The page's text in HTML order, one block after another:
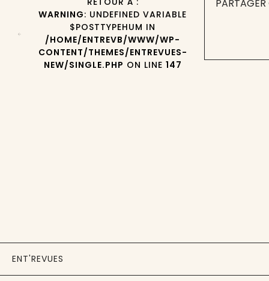
WARNING: UNDEFINED VARIABLE
$POSTTYPEHUM IN
/HOME/ENTREVB/WWW/WP-
CONTENT/THEMES/ENTREVUES-
NEW/SINGLE.PHP ON LINE 147
ENT'REVUES